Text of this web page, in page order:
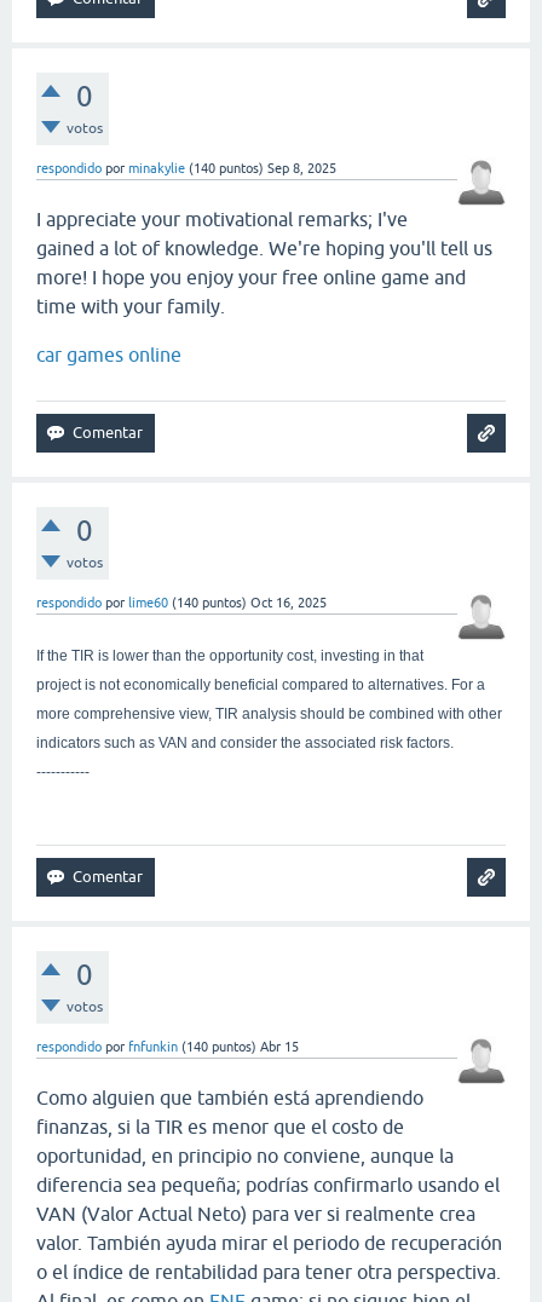
0
votos
respondido por minakylie (140 puntos) Sep 8, 2025
I appreciate your motivational remarks; I've
gained a lot of knowledge. We're hoping you'll tell us
more! I hope you enjoy your free online game and
time with your family.
car games online
0
votos
respondido por lime60 (140 puntos) Oct 16, 2025
If the TIR is lower than the opportunity cost, investing in that
project is not economically beneficial compared to alternatives. For a
more comprehensive view, TIR analysis should be combined with other
indicators such as VAN and consider the associated risk factors.
-----------
0
votos
respondido por fnfunkin (140 puntos) Abr 15
Como alguien que también está aprendiendo
finanzas, si la TIR es menor que el costo de
oportunidad, en principio no conviene, aunque la
diferencia sea pequeña; podrías confirmarlo usando el
VAN (Valor Actual Neto) para ver si realmente crea
valor. También ayuda mirar el periodo de recuperación
o el índice de rentabilidad para tener otra perspectiva.